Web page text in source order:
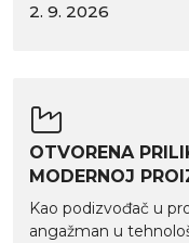
2. 9. 2026
OTVORENA
MODERNOJ
Kao podizvođač u
angažman u